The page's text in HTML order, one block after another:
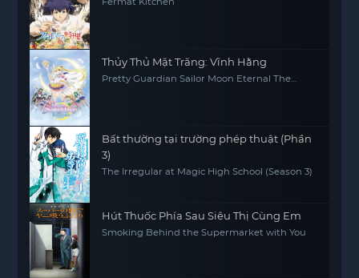
Thủy Thủ Mặt Trăng: Vĩnh Hằng
Pretty Guardian Sailor Moon Eternal The
Bất thường tại trường phép thuật (Phần
3)
The Irregular at Magic High School (Season 3)
Hút Thuốc Phía Sau Siêu Thị Cùng Em
Smoking Behind the Supermarket with You